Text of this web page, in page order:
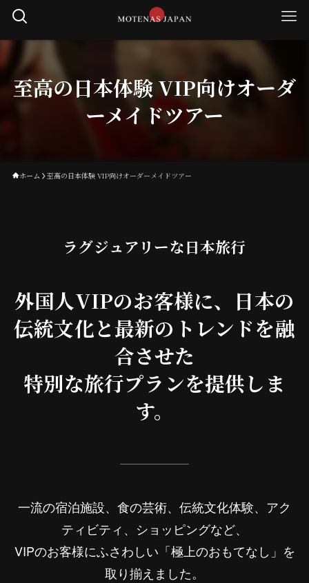
至高の日本体験 VIP向けオーダ
ーメイドツアー
ホーム 至高の日本体験 VIP向けオーダーメイドツアー
ラグジュアリーな日本旅行
外国人VIPのお客様に、日本の
伝統文化と最新のトレンドを融
合させた
特別な旅行プランを提供しま
す。
一流の宿泊施設、食の芸術、伝統文化体験、アク
ティビティ、ショッピングなど、
VIPのお客様にふさわしい「極上のおもてなし」を
取り揃えました。